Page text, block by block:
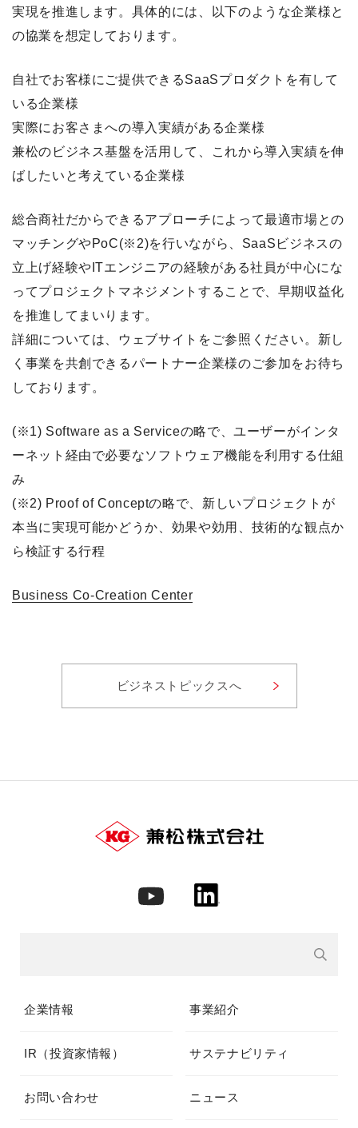
実現を推進します。具体的には、以下のような企業様と
の協業を想定しております。
自社でお客様にご提供できるSaaSプロダクトを有して
いる企業様
実際にお客さまへの導入実績がある企業様
兼松のビジネス基盤を活用して、これから導入実績を伸
ばしたいと考えている企業様
総合商社だからできるアプローチによって最適市場との
マッチングやPoC(※2)を行いながら、SaaSビジネスの
立上げ経験やITエンジニアの経験がある社員が中心にな
ってプロジェクトマネジメントすることで、早期収益化
を推進してまいります。
詳細については、ウェブサイトをご参照ください。新し
く事業を共創できるパートナー企業様のご参加をお待ち
しております。
(※1) Software as a Serviceの略で、ユーザーがインタ
ーネット経由で必要なソフトウェア機能を利用する仕組
み
(※2) Proof of Conceptの略で、新しいプロジェクトが
本当に実現可能かどうか、効果や効用、技術的な観点か
ら検証する行程
Business Co-Creation Center
ビジネストピックスへ
企業情報 事業紹介
IR（投資家情報） サステナビリティ
お問い合わせ ニュース